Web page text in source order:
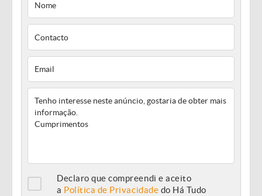
Declaro que compreendi e aceito
a Política de Privacidade do Há Tudo